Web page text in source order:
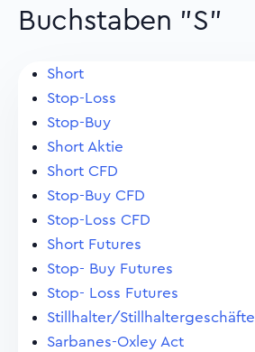
Buchstaben "S"
Short
Stop-Loss
Stop-Buy
Short Aktie
Short CFD
Stop-Buy CFD
Stop-Loss CFD
Short Futures
Stop- Buy Futures
Stop- Loss Futures
Stillhalter/Stillhaltergeschäfte
Sarbanes-Oxley Act